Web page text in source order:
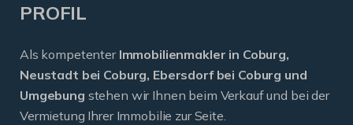
PROFIL
Als kompetenter Immobilienmakler in Coburg,
Neustadt bei Coburg, Ebersdorf bei Coburg und
Umgebung stehen wir Ihnen beim Verkauf und bei der
Vermietung Ihrer Immobilie zur Seite.